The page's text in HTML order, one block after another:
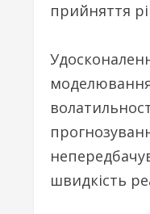
прийняття
моделювання
швидкість